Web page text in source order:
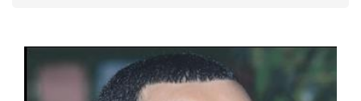
SÉLECTIONNEZ UN DOSSIER